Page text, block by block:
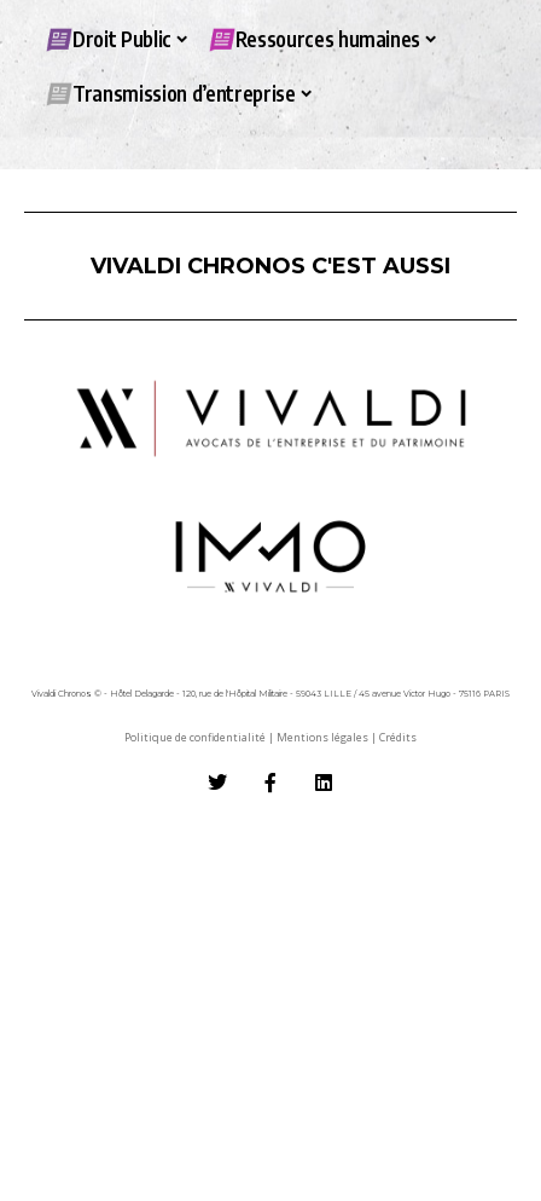
Droit Public Ressources humaines
Transmission d’entreprise
VIVALDI CHRONOS C'EST AUSSI
Vivaldi Chronos © - Hôtel Delagarde - 120, rue de l'Hôpital Militaire - 59043 LILLE / 45 avenue Victor Hugo - 75116 PARIS
Politique de confidentialité | Mentions légales | Crédits